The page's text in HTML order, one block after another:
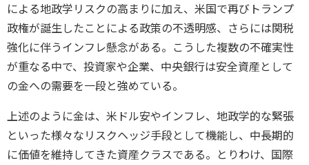
による地政学リスクの高まりに加え、米国で再びトランプ
政権が誕生したことによる政策の不透明感、さらには関税
強化に伴うインフレ懸念がある。こうした複数の不確実性
が重なる中で、投資家や企業、中央銀行は安全資産として
の金への需要を一段と強めている。
上述のように金は、米ドル安やインフレ、地政学的な緊張
といった様々なリスクヘッジ手段として機能し、中長期的
に価値を維持してきた資産クラスである。とりわけ、国際